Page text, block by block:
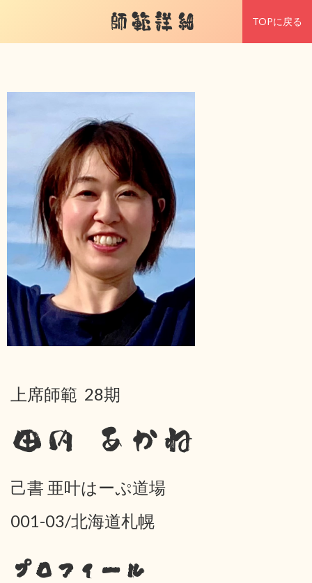
師範詳細 TOPに戻る
上席師範 28期
田内 あかね
己書 亜叶はーぷ道場
001-03/北海道札幌
プロフィール